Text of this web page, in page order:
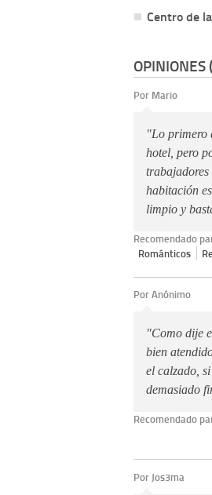
Centro de
OPINIONES
Por Mario
"Lo primero
hotel, pero
trabajadores
habitación
limpio y
Recomendado
Románticos
Por Anónimo
"Como dije
bien
el calzado,
demasiado
Recomendado
Por Jos3ma